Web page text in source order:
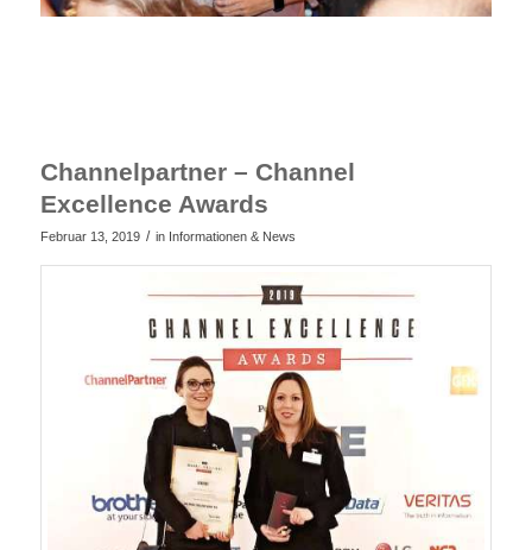
Channelpartner – Channel
Excellence Awards
Februar 13, 2019 / in Informationen & News